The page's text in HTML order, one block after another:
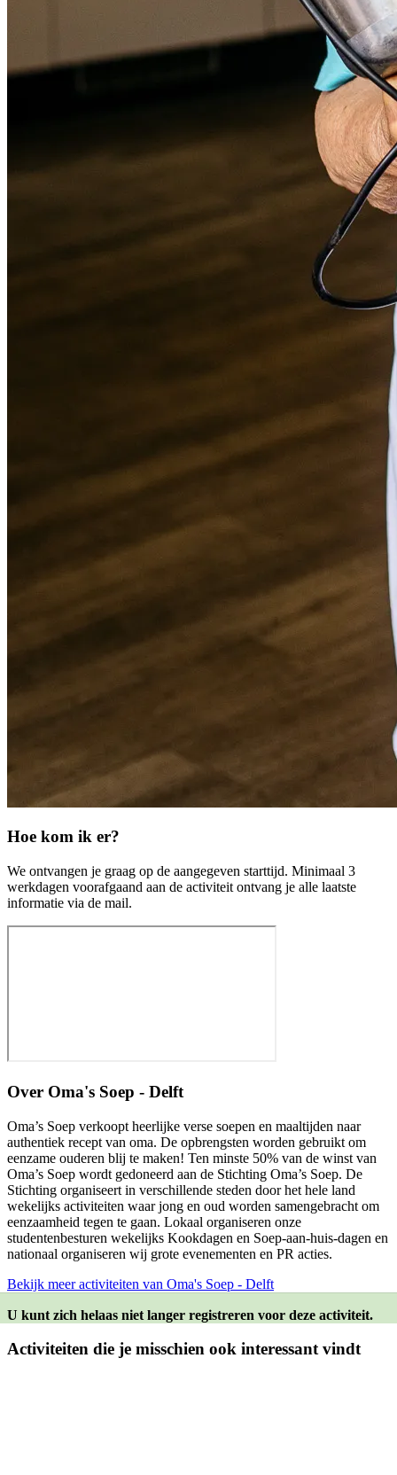
Hoe kom ik er?
We ontvangen je graag op de aangegeven starttijd. Minimaal 3
werkdagen voorafgaand aan de activiteit ontvang je alle laatste
informatie via de mail.
Over Oma's Soep - Delft
Oma’s Soep verkoopt heerlijke verse soepen en maaltijden naar
authentiek recept van oma. De opbrengsten worden gebruikt om
eenzame ouderen blij te maken! Ten minste 50% van de winst van
Oma’s Soep wordt gedoneerd aan de Stichting Oma’s Soep. De
Stichting organiseert in verschillende steden door het hele land
wekelijks activiteiten waar jong en oud worden samengebracht om
eenzaamheid tegen te gaan. Lokaal organiseren onze
studentenbesturen wekelijks Kookdagen en Soep-aan-huis-dagen en
nationaal organiseren wij grote evenementen en PR acties.
Bekijk meer activiteiten van Oma's Soep - Delft
U kunt zich helaas niet langer registreren voor deze activiteit.
Activiteiten die je misschien ook interessant vindt